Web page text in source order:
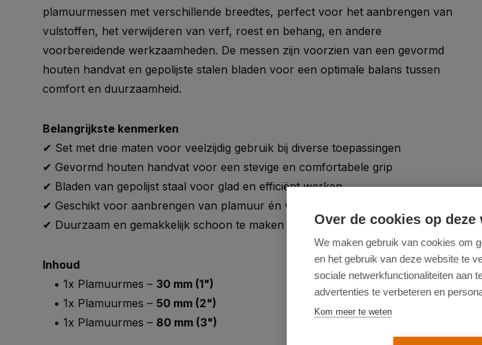
plamuurmessen met verschillende breedtes, perfect voor het aanbrengen van
vulstoffen, het verwijderen van verf, roest en behang, en andere
voorbereidende werkzaamheden. De messen zijn voorzien van een gevormd
houten handvat en gepolijste stalen bladen voor een optimale balans tussen
comfort en duurzaamheid.
Belangrijkste kenmerken
✔ Set met drie maten voor veelzijdig gebruik bij diverse toepassingen
✔ Gevormd houten handvat voor een stevige en comfortabele grip
✔ Bladen van gepolijst staal voor glad en efficiënt werken
✔ Geschikt voor aanbrengen van plamuur én verwijderen van oude lagen
✔ Duurzaam en gemakkelijk schoon te maken na gebruik
Inhoud
• 1x Plamuurmes – 30 mm (1")
• 1x Plamuurmes – 50 mm (2")
• 1x Plamuurmes – 80 mm (3")
Over de cookies op deze
We maken gebruik van cookies om
en het gebruik van deze website te
sociale netwerkfunctionaliteiten aan
advertenties te verbeteren en
Kom meer te weten